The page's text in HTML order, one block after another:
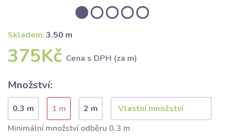
Skladem:3.50 m
375Kč Cena s DPH (za m)
Množství:
0.3 m 1 m
2 m
Minimální množství odběru 0.3 m